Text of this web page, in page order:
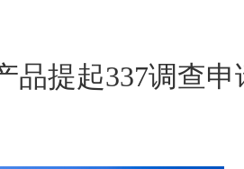
品提起337调查申